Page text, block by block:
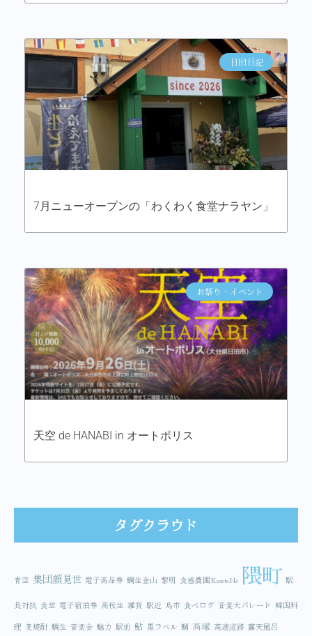
日田日記
7月ニューオープンの「わくわく食堂ナラヤン」
お祭り・イベント
天空 de HANABI in オートポリス
タグクラウド
青空 集団顔見世 電子商品券 鯛生金山 黎明 食感農園KazetoNe 隈町 駅
長対抗 食堂 電子宿泊券 高校生 雑貨 駅近 鳥市 食べログ 音楽大パレード 韓国料
理 麦焼酎 鯛生 音楽会 魅力 駅前 鮎 黒ラベル 鯛 高塚 高速道路 露天風呂